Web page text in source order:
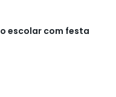
escolar com festa